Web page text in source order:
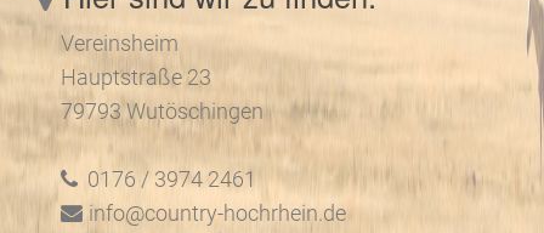
Vereinsheim
Hauptstraße 23
79793 Wutöschingen
0176 / 3974 2461
info@country-hochrhein.de